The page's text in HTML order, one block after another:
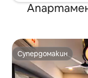
Супердомакин
Супердомакин